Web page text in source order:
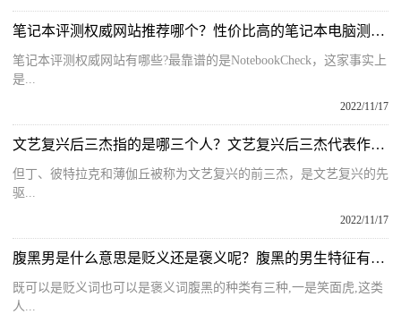
笔记本评测权威网站推荐哪个？性价比高的笔记本电脑测评有哪些？
笔记本评测权威网站有哪些?最靠谱的是NotebookCheck，这家事实上
是...
2022/11/17
文艺复兴后三杰指的是哪三个人？文艺复兴后三杰代表作有哪些呢？
但丁、彼特拉克和薄伽丘被称为文艺复兴的前三杰，是文艺复兴的先
驱...
2022/11/17
腹黑男是什么意思是贬义还是褒义呢？腹黑的男生特征有哪些呢？
既可以是贬义词也可以是褒义词腹黑的种类有三种,一是笑面虎,这类
人...